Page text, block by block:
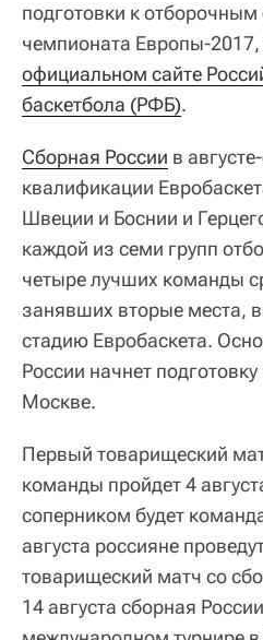
подготовки к
чемпионата Европы-
официальном сайте
баскетбола (РФБ).
Сборная России в
квалификации
Швеции и Боснии и
каждой из семи групп
четыре лучших команды
занявших вторые места,
стадию Евробаскета.
России начнет
Москве.
Первый товарищеский
команды пройдет 4
соперником будет
августа россияне
товарищеский матч со
14 августа сборная